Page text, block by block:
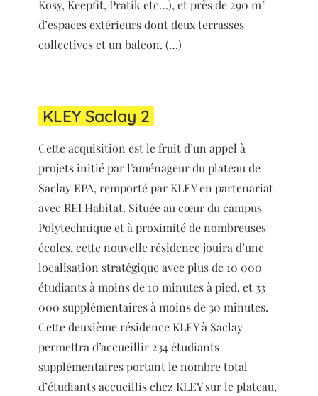
Kosy, Keepfit, Pratik etc…), et près de 290 m²
d’espaces extérieurs dont deux terrasses
collectives et un balcon. (…)
KLEY Saclay 2
Cette acquisition est le fruit d’un appel à
projets initié par l’aménageur du plateau de
Saclay EPA, remporté par KLEY en partenariat
avec REI Habitat. Située au cœur du campus
Polytechnique et à proximité de nombreuses
écoles, cette nouvelle résidence jouira d’une
localisation stratégique avec plus de 10 000
étudiants à moins de 10 minutes à pied, et 33
000 supplémentaires à moins de 30 minutes.
Cette deuxième résidence KLEY à Saclay
permettra d’accueillir 234 étudiants
supplémentaires portant le nombre total
d’étudiants accueillis chez KLEY sur le plateau,